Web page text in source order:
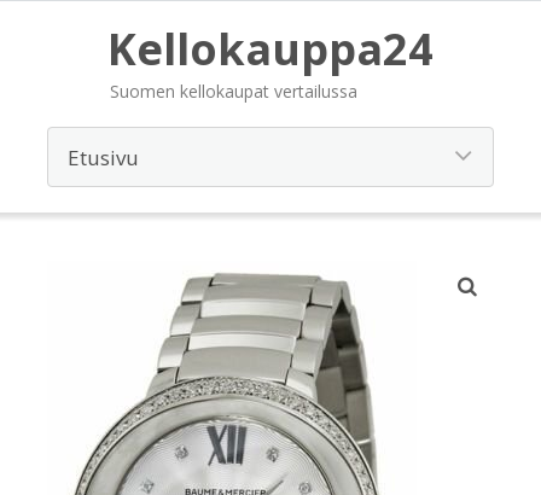
Kellokauppa24
Suomen kellokaupat vertailussa